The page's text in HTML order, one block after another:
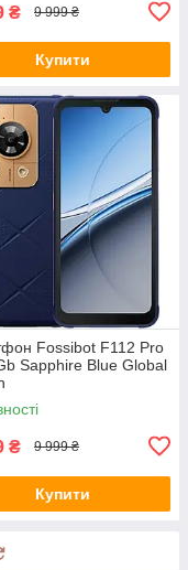
₴ 9 999 ₴
Купити
Fossibot F112 Pro
Sapphire Blue Global
₴ 9 999 ₴
Купити